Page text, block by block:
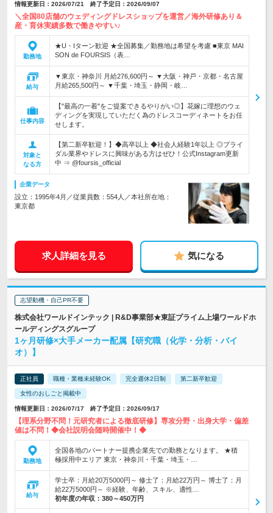
情報更新日：2026/07/21 終了予定日：2026/09/07
＼全国80店舗のウェディングドレスショップを運営／海外研修あり＆
産・育休実績多数で働きやすい♪
勤務地
★U・Iターン歓迎 ★全国募集／勤務地は希望を考慮 ■東京 MAI
SON de FOURSIS（表…
給与
▼東京・神奈川 月給276,600円～ ▼大阪・神戸・京都・名古屋
月給265,500円～ ▼千葉・埼玉・静岡・岐…
仕事内容
【"最高の一着"をご提案できるやりがい◎】花嫁に理想のウェ
ディングを実現していただく為のドレスコーディネートをお任
せします。
対象と
なる方
【第二新卒歓迎！】◆高卒以上 ◆社会人経験1年以上 ◎ブライ
ダル業界やドレスに興味がある方はぜひ！公式Instagram更新
中 ⇒ @foursis_official
企業データ
設立：1995年4月／従業員数：554人／本社所在地：
東京都
求人詳細を見る 気になる
志望動機・自己PR不要
株式会社ワールドインテック | R&D事業部★東証プライム上場ワールドホ
ールディングスグループ
1ヶ月研修×大手メーカー配属【研究職（化学・分析・バイ
オ）】
正社員 職種・業種未経験OK 完全週休2日制 第二新卒歓迎
女性のおしごと掲載中
情報更新日：2026/07/17 終了予定日：2026/09/17
【理系分野不問！元研究者による徹底研修】専攻分野・出身大学・偏差
値は不問！◆会社説明会随時開催中！◆
勤務地
全国各地のパートナー提携企業先での勤務となります。 ★積
極採用中エリア 東京・神奈川・千葉・埼玉・…
給与
学士卒：月給20万5000円～ 修士了：月給22万円～ 博士了：月
給22万5000円～ ※経験、年齢、スキル、適性…
初年度の年収： 380～450万円